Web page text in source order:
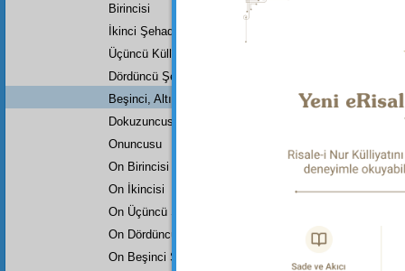
şehadet
Birincisi
İkinci Şehadet
Üçüncü Küllî Şehadet
Dördüncü Şehadet
Beşinci, Altıncı, Yedinci, Sekizinci Küllî Şehadetler
Dokuzuncusu
Onuncusu
On Birincisi
On İkincisi
On Üçüncü Şehadet
On Dördüncü Şehadet
On Beşinci Şehadet